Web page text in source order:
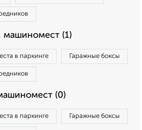
машиномест (1)
в паркинге Гаражные боксы
(0)
в паркинге Гаражные боксы